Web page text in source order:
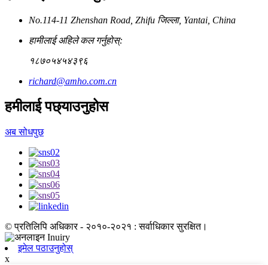
No.114-11 Zhenshan Road, Zhifu जिल्ला, Yantai, China
हामीलाई अहिले कल गर्नुहोस्:
१८७०५४५४३९६
richard@amho.com.cn
हमीलाई पछ्याउनुहोस
अब सोधपुछ
© प्रतिलिपि अधिकार - २०१०-२०२१ : सर्वाधिकार सुरक्षित।
इमेल पठाउनुहोस्
x